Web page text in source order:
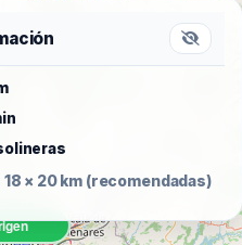
× 20 km (recomendadas)